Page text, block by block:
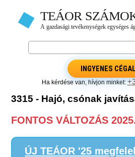
INGYENES
Ha kérdése van, hívjon minket:
3315 - Hajó, csónak
FONTOS VÁLTOZÁS
ÚJ TEÁOR '25